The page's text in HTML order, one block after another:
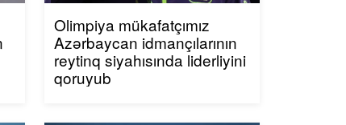
Olimpiya mükafatçımız
Azərbaycan idmançılarının
reytinq siyahısında liderliyini
qoruyub